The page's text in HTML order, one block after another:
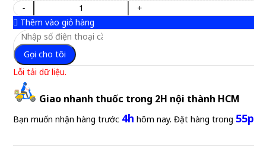
-
+
Thêm vào giỏ hàng
Gọi cho tôi
Lỗi tải dữ liệu.
Giao nhanh thuốc trong 2H nội thành HCM
Bạn muốn nhận hàng trước 4h hôm nay. Đặt hàng trong 55p